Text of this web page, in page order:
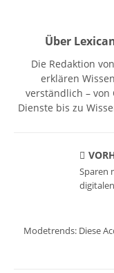
Über
Die Redaktion
erklären
verständlich –
Dienste bis zu
Sparen
Modetrends: Diese